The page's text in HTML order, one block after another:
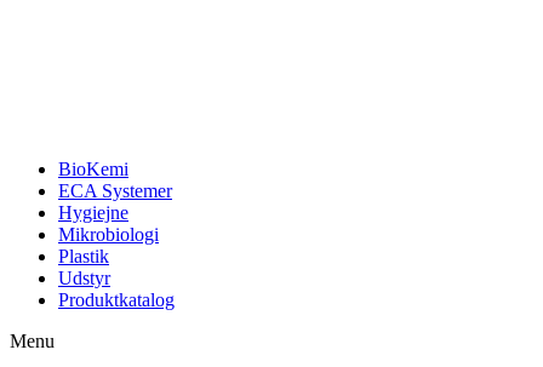
BioKemi
ECA Systemer
Hygiejne
Mikrobiologi
Plastik
Udstyr
Produktkatalog
Menu